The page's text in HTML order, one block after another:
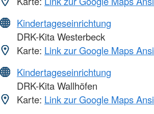
Kindertageseinrichtung
DRK-Kita Westerbeck
Karte: Link zur Google Maps
Kindertageseinrichtung
DRK-Kita Wallhöfen
Karte: Link zur Google Maps